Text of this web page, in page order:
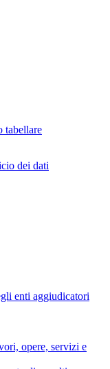
tabellare
dei dati
enti aggiudicatori
opere, servizi e